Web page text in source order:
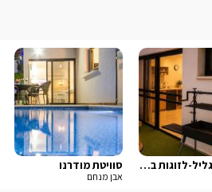
פסגת הגליל-לזוגות בלבד סוויטת מודרנו
אבן מנחם